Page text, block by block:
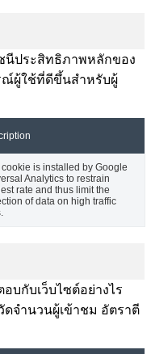
นีประสิทธิภาพหลักของ
ณ์ผู้ใช้ที่ดีขึ้นสำหรับผู้
is installed by Google
Analytics to restrain
rate and thus limit the
of data on high traffic
บกับเว็บไซต์อย่างไร
จำนวนผู้เข้าชม อัตราตี